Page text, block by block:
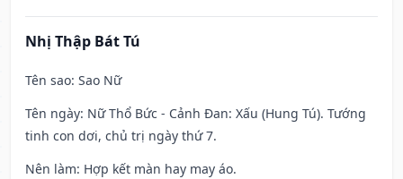
Nhị Thập Bát Tú
Tên sao: Sao Nữ
Tên ngày: Nữ Thổ Bức - Cảnh Đan: Xấu (Hung Tú). Tướng
tinh con dơi, chủ trị ngày thứ 7.
Nên làm: Hợp kết màn hay may áo.